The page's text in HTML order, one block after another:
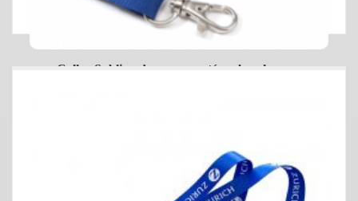
Collar Sublimado + mosquetón y break away